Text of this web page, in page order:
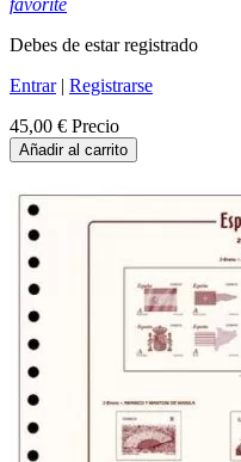
favorite
Debes de estar registrado
Entrar| Registrarse
45,00 € Precio
Añadir al carrito